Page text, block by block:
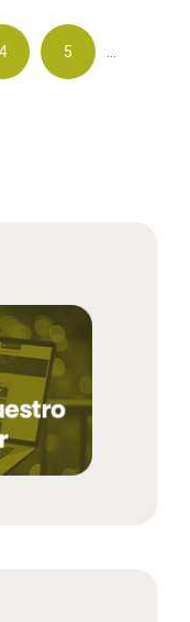
4 5 …